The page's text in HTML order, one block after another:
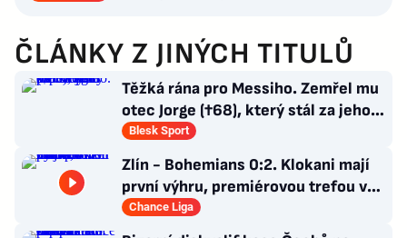
ČLÁNKY Z JINÝCH TITULŮ
Těžká rána pro Messiho. Zemřel mu
otec Jorge (†68), který stál za jeho
úspěchy
Blesk Sport
Zlín - Bohemians 0:2. Klokani mají
první výhru, premiérovou trefou v
lize rozhodl Mirvald
Chance Liga